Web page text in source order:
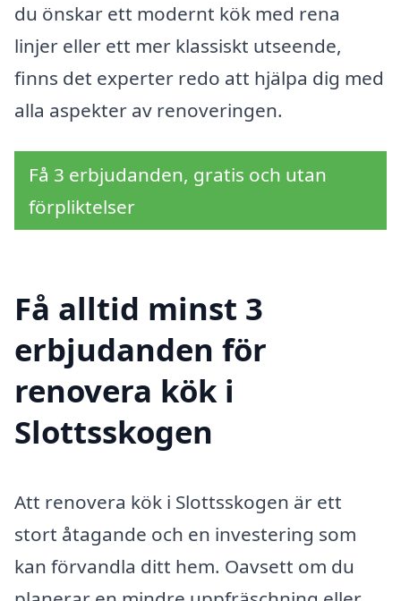
du önskar ett modernt kök med rena
linjer eller ett mer klassiskt utseende,
finns det experter redo att hjälpa dig med
alla aspekter av renoveringen.
Få 3 erbjudanden, gratis och utan
förpliktelser
Få alltid minst 3
erbjudanden för
renovera kök i
Slottsskogen
Att renovera kök i Slottsskogen är ett
stort åtagande och en investering som
kan förvandla ditt hem. Oavsett om du